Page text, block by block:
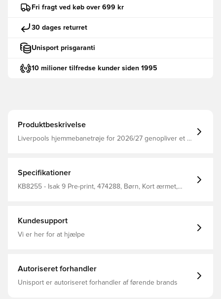
Fri fragt ved køb over 699 kr
30 dages returret
Unisport prisgaranti
10 milioner tilfredse kunder siden 1995
Produktbeskrivelse
Liverpools hjemmebanetrøje for 2026/27 genopliver et af
blev anført af klublegernder som Ian Rush og Kenny
Dalglish. Den klassiske all-over grafik fra slutningen af
80'erne vender tilbage med et moderne twist,
afspejler klubbens arv af succes, passion og identitet
både på og uden for banen. En sand fusion af arv og
innovation – denne trøje hylder fortiden, samtidig med at
Specifikationer
KB8255 - Isak 9 Pre-print, 474288, Børn, Kort ærmet,
Kundesupport
Vi er her for at hjælpe
Autoriseret forhandler
Unisport er autoriseret forhandler af førende brands